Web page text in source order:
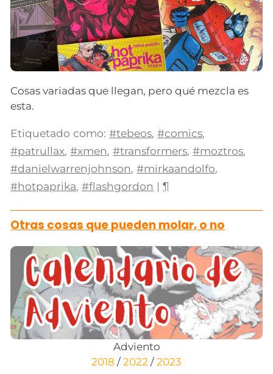
Cosas variadas que llegan, pero qué mezcla es
esta.
Etiquetado como: #tebeos,#comics,
#patrullax,#xmen,#transformers,#moztros,
#danielwarrenjohnson,#mirkaandolfo,
#hotpaprika,#flashgordon |¶
Otras cosas que pueden molar, o no
Adviento
2018 / 2022 / 2023